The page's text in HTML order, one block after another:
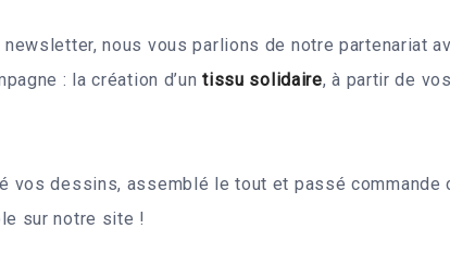
nous vous parlions de notre partenariat
: la création d’untissu solidaire, à partir de
vos dessins, assemblé le tout et passé
sur notre site !